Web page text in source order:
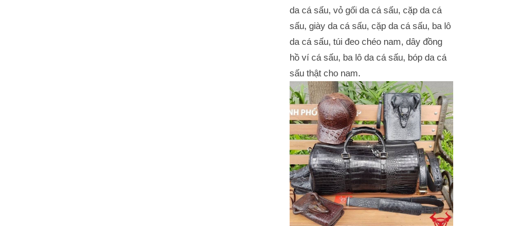
da cá sấu, vỏ gối da cá sấu, cặp da cá
sấu, giày da cá sấu, cặp da cá sấu, ba lô
da cá sấu, túi đeo chéo nam, dây đồng
hồ ví cá sấu, ba lô da cá sấu, bóp da cá
sấu thật cho nam.